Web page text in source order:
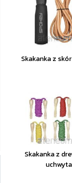
Skakanka z
Skakanka z